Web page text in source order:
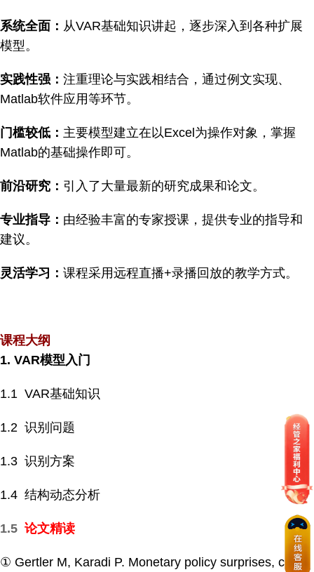
系统全面： 从VAR基础知识讲起，逐步深入到各种扩展
模型。
实践性强： 注重理论与实践相结合，通过例文实现、
Matlab软件应用等环节。
门槛较低： 主要模型建立在以Excel为操作对象，掌握
Matlab的基础操作即可。
前沿研究： 引入了大量最新的研究成果和论文。
专业指导： 由经验丰富的专家授课，提供专业的指导和
建议。
灵活学习： 课程采用远程直播+录播回放的教学方式。
课程大纲
1. VAR模型入门
1.1 VAR基础知识
1.2 识别问题
1.3 识别方案
1.4 结构动态分析
1.5 论文精读
① Gertler M, Karadi P. Monetary policy surprises, credit